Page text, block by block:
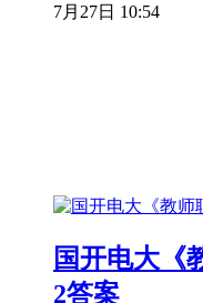
7月27日 10:54
国开电大《
2答案